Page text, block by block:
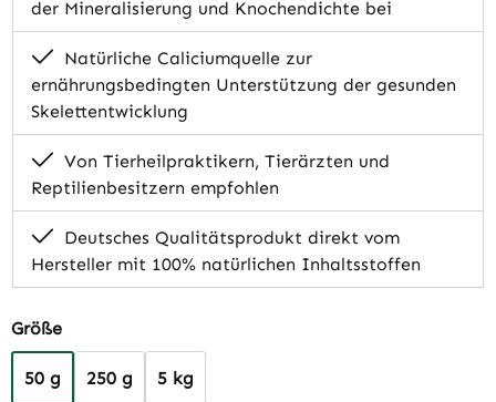
der Mineralisierung und Knochendichte bei
Natürliche Caliciumquelle zur
ernährungsbedingten Unterstützung der gesunden
Skelettentwicklung
Von Tierheilpraktikern, Tierärzten und
Reptilienbesitzern empfohlen
Deutsches Qualitätsprodukt direkt vom
Hersteller mit 100% natürlichen Inhaltsstoffen
Größeauswählen
50 g
(Diese Option ist zurzeit nicht verfügbar.)
250 g 5 kg